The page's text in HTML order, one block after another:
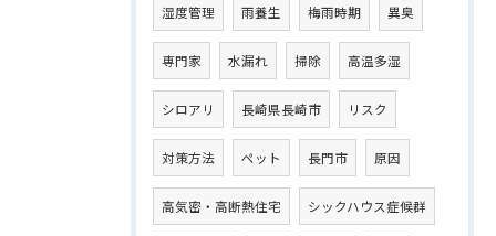
湿度管理 雨養生 梅雨時期 異臭
専門家 水漏れ 掃除 高温多湿
シロアリ 長崎県長崎市 リスク
対策方法 ペット 長門市 原因
高気密・高断熱住宅 シックハウス症候群